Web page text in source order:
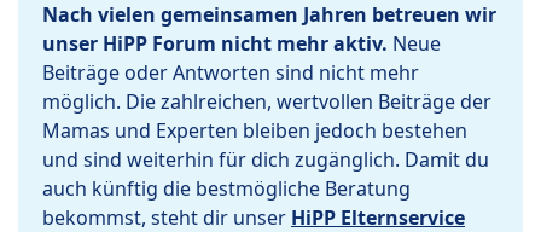
Nach vielen gemeinsamen Jahren betreuen wir
unser HiPP Forum nicht mehr aktiv. Neue
Beiträge oder Antworten sind nicht mehr
möglich. Die zahlreichen, wertvollen Beiträge der
Mamas und Experten bleiben jedoch bestehen
und sind weiterhin für dich zugänglich. Damit du
auch künftig die bestmögliche Beratung
bekommst, steht dir unser HiPP Elternservice